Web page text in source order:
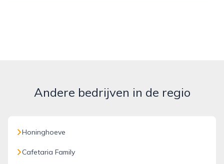
Andere bedrijven in de regio
Honinghoeve
Cafetaria Family